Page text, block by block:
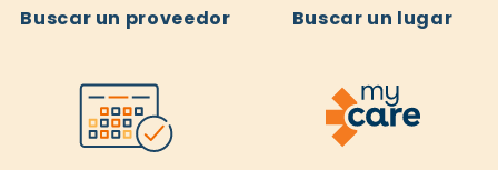
Buscar un proveedor Buscar un lugar